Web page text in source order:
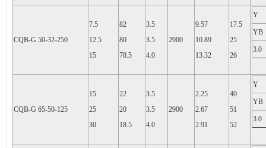
CQB-G 50-32-250
7.5
12.5
15
82
80
78.5
3.5
3.5
4.0
2900
9.57
10.89
13.32
17.5
25
26
Y
YB
3.0
CQB-G 65-50-125
15
25
30
22
20
18.5
3.5
3.5
4.0
2900
2.25
2.67
2.91
40
51
52
Y
YB
3.0